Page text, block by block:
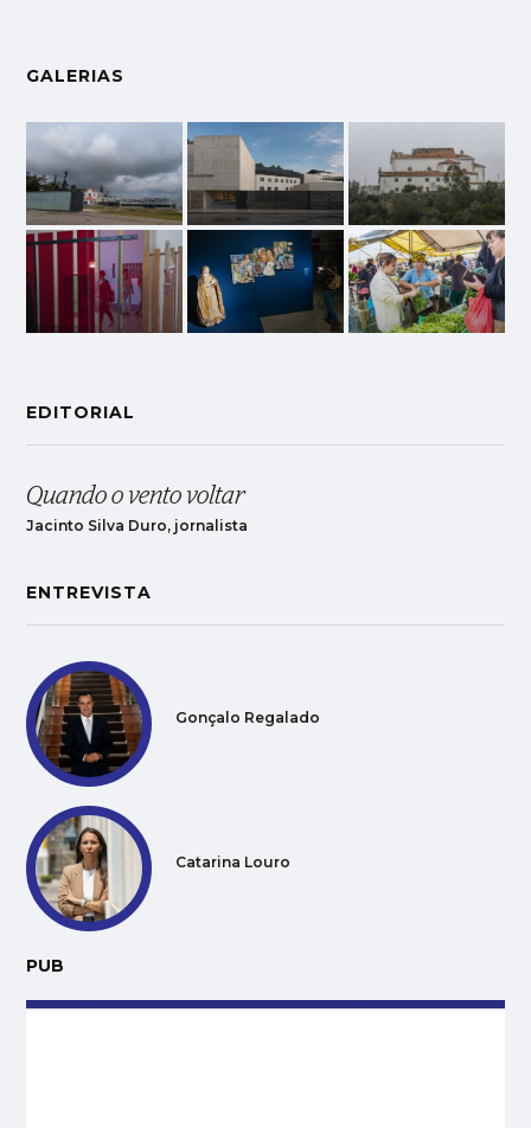
GALERIAS
EDITORIAL
Quando o vento voltar
Jacinto Silva Duro, jornalista
ENTREVISTA
Gonçalo Regalado
Catarina Louro
PUB